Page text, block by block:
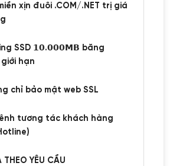
xịn đuôi .COM/.NET trị giá
SSD 𝟭𝟬.𝟬𝟬𝟬𝗠𝗕 băng
hạn
chỉ bảo mật web SSL
tương tác khách hàng
THEO YÊU CẦU